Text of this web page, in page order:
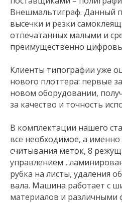
Внешмальтиграф. Данный
высечки и резки
отпечатанных малыми и
преимущественно
Клиенты типографии уже
нового плоттера: первые
новом оборудовании,
за качество и точность
В комплектации нашего
все необходимое, а именно
считывания меток, 8
управлением ,
рубка на листы, удаления
вала. Машина работает с
материалов и различными